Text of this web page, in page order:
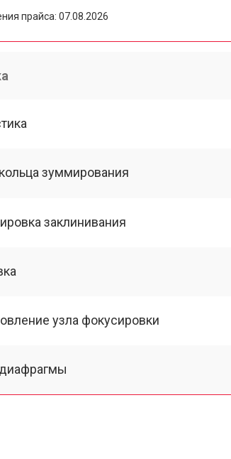
прайса: 07.08.2026
зуммирования
заклинивания
узла фокусировки